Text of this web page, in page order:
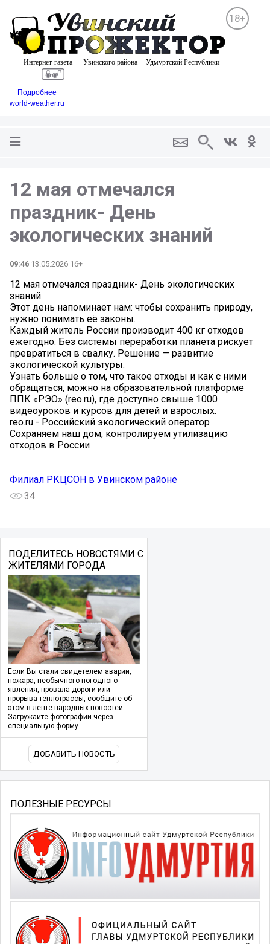
18+
Подробнее
world-weather.ru
12 мая отмечался
праздник- День
экологических знаний
09:46 13.05.2026 16+
12 мая отмечался праздник- День экологических
знаний
Этот день напоминает нам: чтобы сохранить природу,
нужно понимать её законы.
Каждый житель России производит 400 кг отходов
ежегодно. Без системы переработки планета рискует
превратиться в свалку. Решение — развитие
экологической культуры.
Узнать больше о том, что такое отходы и как с ними
обращаться, можно на образовательной платформе
ППК «РЭО» (reo.ru), где доступно свыше 1000
видеоуроков и курсов для детей и взрослых.
reo.ru - Российский экологический оператор
Сохраняем наш дом, контролируем утилизацию
отходов в России
Филиал РКЦСОН в Увинском районе
34
ПОДЕЛИТЕСЬ НОВОСТЯМИ С
ЖИТЕЛЯМИ ГОРОДА
Если Вы стали свидетелем аварии,
пожара, необычного погодного
явления, провала дороги или
прорыва теплотрассы, сообщите об
этом в ленте народных новостей.
Загружайте фотографии через
специальную форму.
ДОБАВИТЬ НОВОСТЬ
ПОЛЕЗНЫЕ РЕСУРСЫ